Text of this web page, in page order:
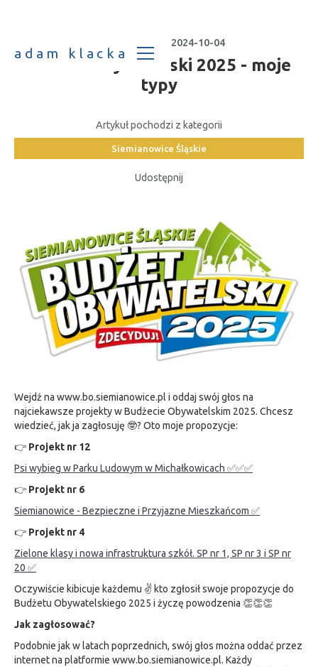
adam klacka
2024-10-04
Budżet Obywatelski 2025 - moje
typy
Artykuł pochodzi z kategorii
Siemianowice Śląskie
Udostępnij
Wejdź na www.bo.siemianowice.pl i oddaj swój głos na
najciekawsze projekty w Budżecie Obywatelskim 2025. Chcesz
wiedzieć, jak ja zagłosuję 🤓? Oto moje propozycje:
👉 Projekt nr 12
Psi wybieg w Parku Ludowym w Michałkowicach ✅️✅️✅️
👉 Projekt nr 6
Siemianowice - Bezpieczne i Przyjazne Mieszkańcom ✅️
👉 Projekt nr 4
Zielone klasy i nowa infrastruktura szkół. SP nr 1, SP nr 3 i SP nr
20 ✅️
Oczywiście kibicuje każdemu ✌️ kto zgłosił swoje propozycje do
Budżetu Obywatelskiego 2025 i życzę powodzenia 👏👏👏
Jak zagłosować?
Podobnie jak w latach poprzednich, swój głos można oddać przez
internet na platformie www.bo.siemianowice.pl. Każdy